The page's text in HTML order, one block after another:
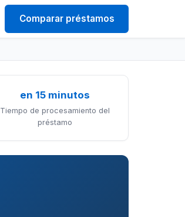
Comparar préstamos
en 15 minutos
Tiempo de procesamiento del
préstamo